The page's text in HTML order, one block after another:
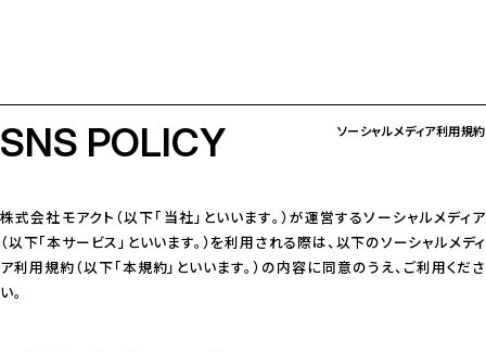
SNS POLICY ソーシャルメディア利用規約
株式会社モアクト（以下「当社」といいます。）が運営するソーシャルメディア
（以下「本サービス」といいます。）を利用される際は、以下のソーシャルメディ
ア利用規約（以下「本規約」といいます。）の内容に同意のうえ、ご利用くださ
い。